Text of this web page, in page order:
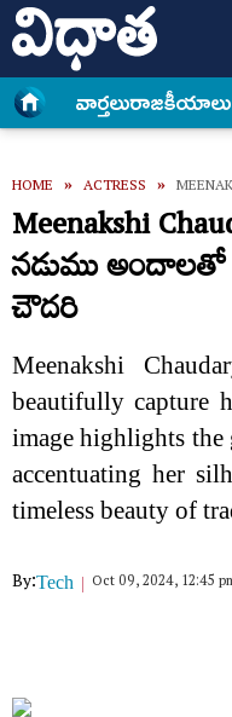
వార్త‌లురాజకీయాలు
HOME » ACTRESS »
Meenakshi
నడుము అందాలతో
చౌదరి
Meenakshi
beautifully capture
image highlights the
accentuating her
timeless beauty of
By:Tech Oct 09, 2024, 12:45